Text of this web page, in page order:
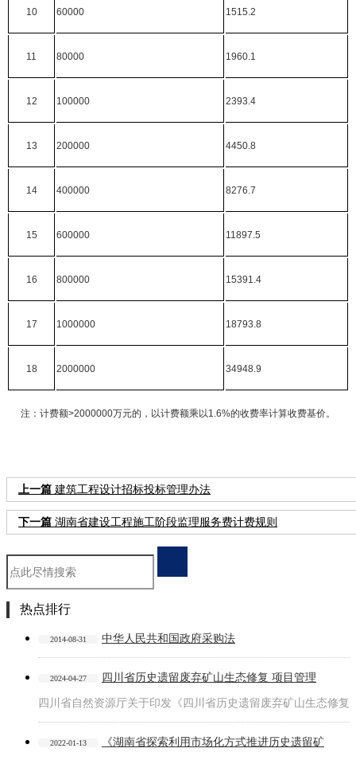
10 60000 1515.2
11 80000 1960.1
12 100000 2393.4
13 200000 4450.8
14 400000 8276.7
15 600000 11897.5
16 800000 15391.4
17 1000000 18793.8
18 2000000 34948.9
注：计费额>2000000万元的，以计费额乘以 1.6%的收费率计算收费基价。
上一篇 建筑工程设计招标投标管理办法
下一篇 湖南省建设工程施工阶段监理服务费计费规则
热点排行
2014-08-31 中华人民共和国政府采购法
2024-04-27 四川省历史遗留废弃矿山生态修复 项目管理
四川省自然资源厅关于印发《四川省历史遗留废弃矿山生态修复
2022-01-13 《湖南省探索利用市场化方式推进历史遗留矿